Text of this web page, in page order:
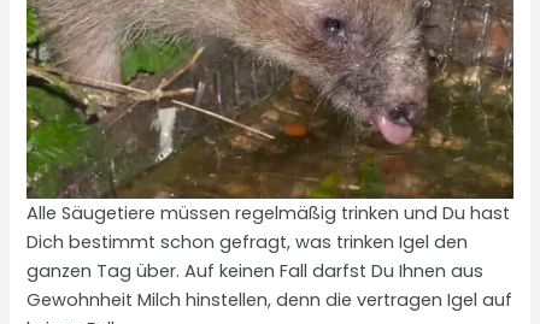
Alle Säugetiere müssen regelmäßig trinken und Du hast
Dich bestimmt schon gefragt, was trinken Igel den
ganzen Tag über. Auf keinen Fall darfst Du Ihnen aus
Gewohnheit Milch hinstellen, denn die vertragen Igel auf